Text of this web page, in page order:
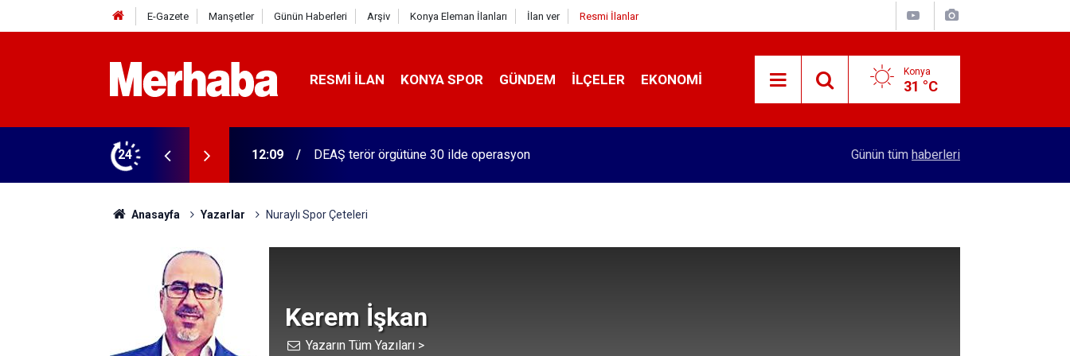
E-Gazete Manşetler Günün Haberleri Arşiv Konya Eleman İlanları İlan ver Resmi İlanlar
RESMI İLAN KONYA SPOR GÜNDEM İLÇELER EKONOMI Konya
31 °C
24
MGM tarih verdi 12:09 DEAŞ terör örgütüne 30 ilde operasyon Konya'daki okuldan sıralama başarısı
Günün tüm haberleri
Anasayfa Yazarlar Nuraylı Spor Çeteleri
Kerem İşkan
Yazarın Tüm Yazıları >